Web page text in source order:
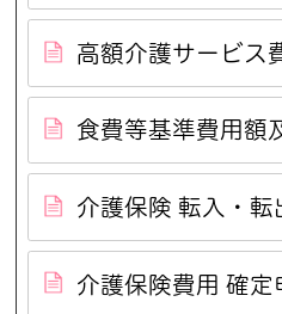
高額介護サービス
食費等基準費用額
介護保険 転入・転
介護保険費用 確定